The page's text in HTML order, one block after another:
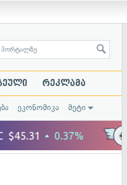
რეკლამა
ეკონომიკა მეტი